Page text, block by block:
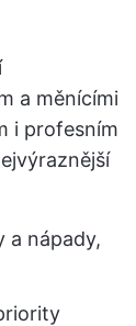
a měnícími
i profesním
a nápady,